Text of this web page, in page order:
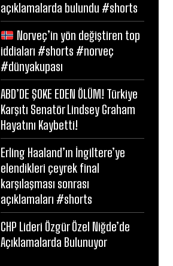
açıklamalarda bulundu #shorts
Norveç’in yön değiştiren top
iddiaları #shorts #norveç
#dünyakupası
ABD’DE ŞOKE EDEN ÖLÜM! Türkiye
Karşıtı Senatör Lindsey Graham
Hayatını Kaybetti!
Erling Haaland’ın İngiltere’ye
elendikleri çeyrek final
karşılaşması sonrası
açıklamaları #shorts
CHP Lideri Özgür Özel Niğde’de
Açıklamalarda Bulunuyor